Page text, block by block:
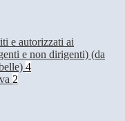
e autorizzati ai
e non dirigenti) (da
4
2